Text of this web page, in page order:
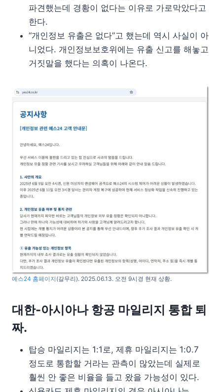
파견했는데 경황이 없다는 이유로 가로막았다고
한다.
“개인정보 유출은 없다”고 했는데 역시 사실이 아
니었다. 개인정보보호위에는 유출 신고를 해놓고
거짓말을 했다는 의혹이 나온다.
예스24 홈페이지(갈무리). 2025.06.13. 오전 9시경 현재 상황.
대한-아시아나 항공 마일리지 통합 퇴
짜.
탑승 마일리지는 1:1로, 제휴 마일리지는 1:0.7
정도로 통합할 거라는 관측이 많았는데 실제로
훨씬 안 좋은 비율을 들고 왔을 가능성이 있다.